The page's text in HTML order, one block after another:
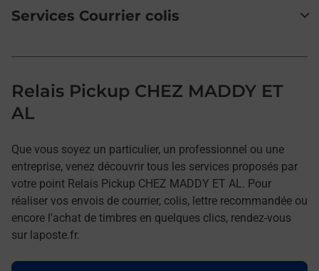
Services Courrier colis
Relais Pickup CHEZ MADDY ET
AL
Que vous soyez un particulier, un professionnel ou une
entreprise, venez découvrir tous les services proposés par
votre point Relais Pickup CHEZ MADDY ET AL. Pour
réaliser vos envois de courrier, colis, lettre recommandée ou
encore l'achat de timbres en quelques clics, rendez-vous
sur laposte.fr.